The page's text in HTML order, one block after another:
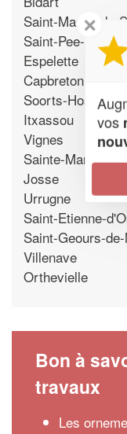
Saint-Martin-de-
Saint-Pee-sur-
Espelette
Capbreton
Soorts-Hossegor
Itxassou
Vignes
Sainte-Marie-de-
Josse
Urrugne
Saint-Etienne-
Saint-Geours-
Villenave
Orthevielle
Bon à
travaux
Les
✕
vos